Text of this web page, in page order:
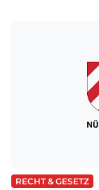
RECHT & GESETZ